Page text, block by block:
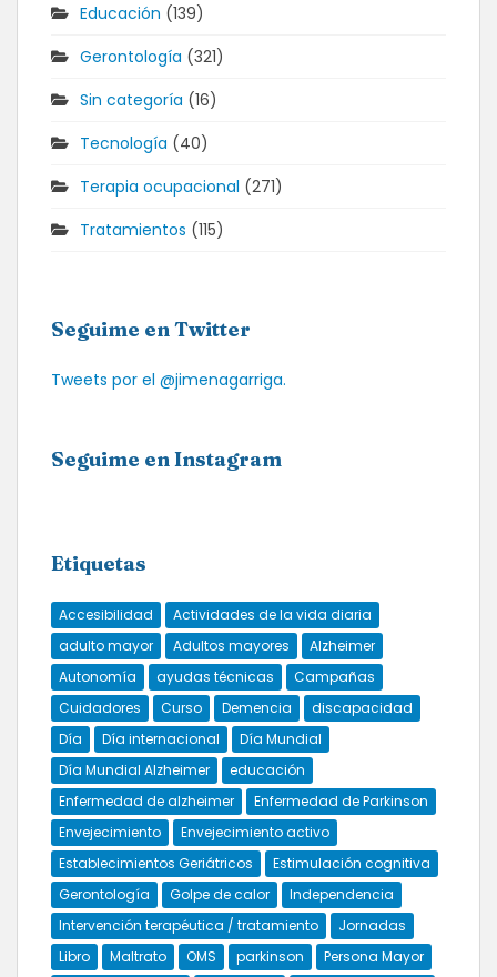
Educación (139)
Gerontología (321)
Sin categoría (16)
Tecnología (40)
Terapia ocupacional (271)
Tratamientos (115)
Seguime en Twitter
Tweets por el @jimenagarriga.
Seguime en Instagram
Etiquetas
Accesibilidad
Actividades de la vida diaria
adulto mayor
Adultos mayores
Alzheimer
Autonomía
ayudas técnicas
Campañas
Cuidadores
Curso Demencia
discapacidad
Día
Día internacional
Día Mundial
Día Mundial Alzheimer
educación
Enfermedad de alzheimer
Enfermedad de Parkinson
Envejecimiento
Envejecimiento activo
Establecimientos Geriátricos
Estimulación cognitiva
Gerontología
Golpe de calor
Independencia
Intervención terapéutica / tratamiento
Jornadas
Libro
Maltrato OMS parkinson
Persona Mayor